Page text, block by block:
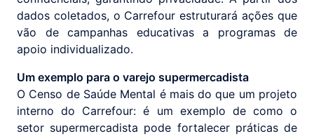
dados coletados, o Carrefour estruturará ações que
vão de campanhas educativas a programas de
apoio individualizado.
Um exemplo para o varejo supermercadista
O Censo de Saúde Mental é mais do que um projeto
interno do Carrefour: é um exemplo de como o
setor supermercadista pode fortalecer práticas de